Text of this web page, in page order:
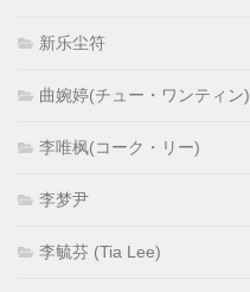
新乐尘符
曲婉婷(チュー・ワンティン)
李唯枫(コーク・リー)
李梦尹
李毓芬 (Tia Lee)